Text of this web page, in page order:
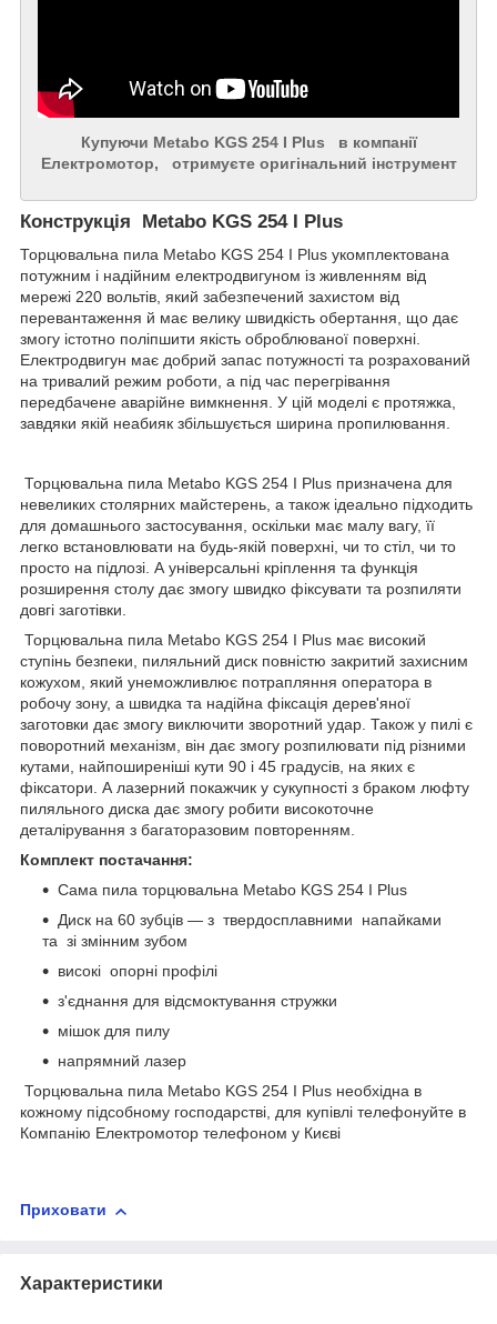
Купуючи Metabo KGS 254 I Plus
в компанії
Електромотор, отримуєте оригінальний інструмент
Конструкція Metabo KGS 254 I Plus
Торцювальна пила Metabo KGS 254 I Plus укомплектована
потужним і надійним електродвигуном із живленням від
мережі 220 вольтів, який забезпечений захистом від
перевантаження й має велику швидкість обертання, що дає
змогу істотно поліпшити якість оброблюваної поверхні.
Електродвигун має добрий запас потужності та розрахований
на тривалий режим роботи, а під час перегрівання
передбачене аварійне вимкнення. У цій моделі є протяжка,
завдяки якій неабияк збільшується ширина пропилювання.
Торцювальна пила Metabo KGS 254 I Plus призначена для
невеликих столярних майстерень, а також ідеально підходить
для домашнього застосування, оскільки має малу вагу, її
легко встановлювати на будь-якій поверхні, чи то стіл, чи то
просто на підлозі. А універсальні кріплення та функція
розширення столу дає змогу швидко фіксувати та розпиляти
довгі заготівки.
Торцювальна пила Metabo KGS 254 I Plus має високий
ступінь безпеки, пиляльний диск повністю закритий захисним
кожухом, який унеможливлює потрапляння оператора в
робочу зону, а швидка та надійна фіксація дерев'яної
заготовки дає змогу виключити зворотний удар. Також у пилі є
поворотний механізм, він дає змогу розпилювати під різними
кутами, найпоширеніші кути 90 і 45 градусів, на яких є
фіксатори. А лазерний покажчик у сукупності з браком люфту
пиляльного диска дає змогу робити високоточне
деталірування з багаторазовим повторенням.
Комплект постачання:
Сама пила торцювальна Metabo KGS 254 I Plus
Диск на 60 зубців — з твердосплавними напайками
та зі змінним зубом
високі опорні профілі
з'єднання для відсмоктування стружки
мішок для пилу
напрямний лазер
Торцювальна пила Metabo KGS 254 I Plus необхідна в
кожному підсобному господарстві, для купівлі телефонуйте в
Компанію Електромотор телефоном у Києві
Приховати
Характеристики